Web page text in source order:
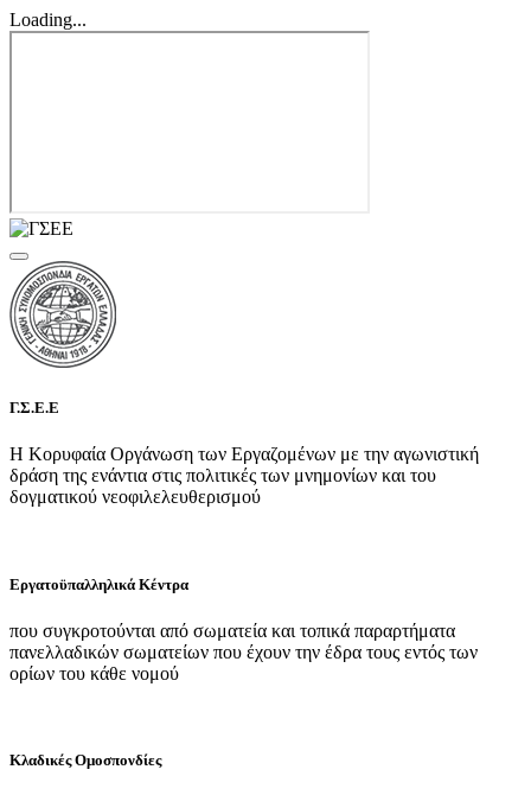
Loading...
Γ.Σ.Ε.Ε
Η Κορυφαία Οργάνωση των Εργαζομένων με την αγωνιστική
δράση της ενάντια στις πολιτικές των μνημονίων και του
δογματικού νεοφιλελευθερισμού
Εργατοϋπαλληλικά Κέντρα
που συγκροτούνται από σωματεία και τοπικά παραρτήματα
πανελλαδικών σωματείων που έχουν την έδρα τους εντός των
ορίων του κάθε νομού
Κλαδικές Ομοσπονδίες